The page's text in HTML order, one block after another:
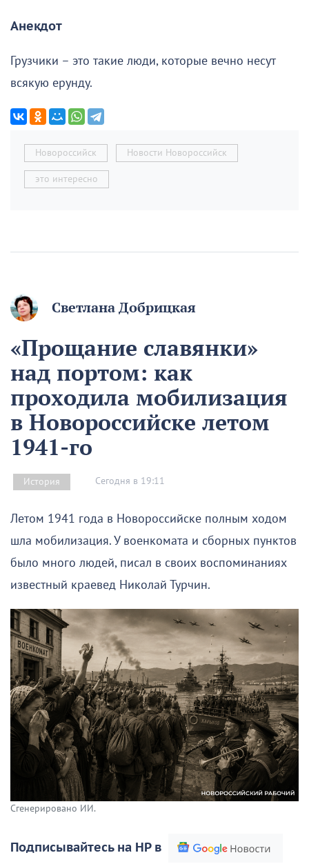
Анекдот
Грузчики – это такие люди, которые вечно несут
всякую ерунду.
Новороссийск Новости Новороссийск
это интересно
Светлана Добрицкая
«Прощание славянки»
над портом: как
проходила мобилизация
в Новороссийске летом
1941-го
История Сегодня в 19:11
Летом 1941 года в Новороссийске полным ходом
шла мобилизация. У военкомата и сборных пунктов
было много людей, писал в своих воспоминаниях
известный краевед Николай Турчин.
Сгенерировано ИИ.
Подписывайтесь на НР в